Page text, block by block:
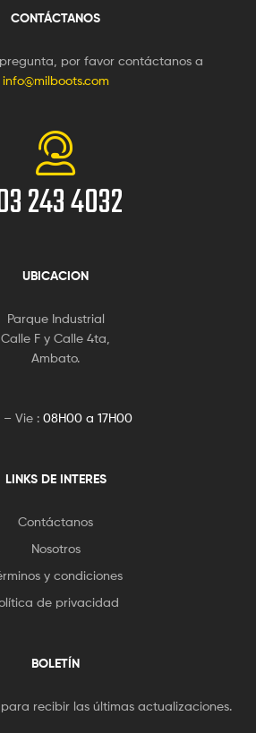
CONTÁCTANOS
por favor contáctanos a
info@milboots.com
243 4032
UBICACION
Parque Industrial
Calle F y Calle 4ta,
Ambato.
– Vie : 08H00 a 17H00
LINKS DE INTERES
Contáctanos
Nosotros
y condiciones
de privacidad
BOLETÍN
recibir las últimas actualizaciones.